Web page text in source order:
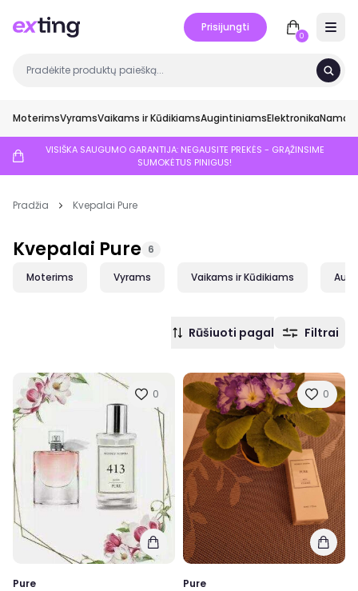
Prisijungti
0
MoterimsVyramsVaikams ir KūdikiamsAugintiniamsElektronikaNamai
VISIŠKA SAUGUMO GARANTIJA: NEGAUSITE PREKĖS - GRĄŽINSIME
SUMOKĖTUS PINIGUS!
Pradžia Kvepalai Pure
Kvepalai Pure 6
Moterims Vyrams Vaikams ir Kūdikiams
Rūšiuoti pagal Filtrai
0
Pure
0
Pure